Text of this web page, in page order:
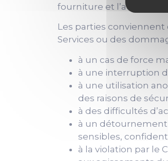
fourniture et l’accès aux
Les parties
Services ou des
à un cas de force
à une interruption
à une utilisation
des raisons de
à des difficultés
à un
sensibles,
à la violation par le